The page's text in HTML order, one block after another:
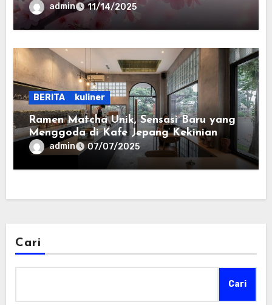
admin 11/14/2025
BERITA kuliner
Ramen Matcha Unik, Sensasi Baru yang
Menggoda di Kafe Jepang Kekinian
admin 07/07/2025
Cari
Cari